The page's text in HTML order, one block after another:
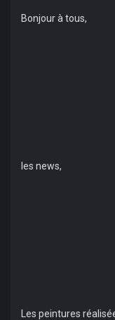
Bonjour à tous,
les news,
Les peintures